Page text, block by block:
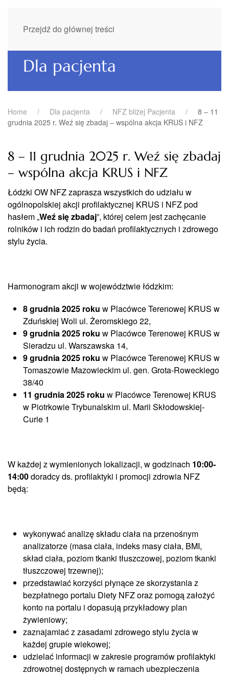
Przejdź do głównej treści
Dla pacjenta
Home Dla pacjenta NFZ bliżej Pacjenta
8 – 11
grudnia 2025 r. Weź się zbadaj – wspólna akcja KRUS i NFZ
8 – 11 grudnia 2025 r. Weź się zbadaj
– wspólna akcja KRUS i NFZ
Łódzki OW NFZ zaprasza wszystkich do udziału w
ogólnopolskiej akcji profilaktycznej KRUS i NFZ pod
hasłem „Weź się zbadaj”, której celem jest zachęcanie
rolników i ich rodzin do badań profilaktycznych i zdrowego
stylu życia.
Harmonogram akcji w województwie łódzkim:
8 grudnia 2025 roku w Placówce Terenowej KRUS w
Zduńskiej Woli ul. Żeromskiego 22,
9 grudnia 2025 roku w Placówce Terenowej KRUS w
Sieradzu ul. Warszawska 14,
9 grudnia 2025 roku w Placówce Terenowej KRUS w
Tomaszowie Mazowieckim ul. gen. Grota-Roweckiego
38/40
11 grudnia 2025 roku w Placówce Terenowej KRUS
w Piotrkowie Trybunalskim ul. Marii Skłodowskiej-
Curie 1
W każdej z wymienionych lokalizacji, w godzinach 10:00-
14:00doradcy ds. profilaktyki i promocji zdrowia NFZ
będą:
wykonywać analizę składu ciała na przenośnym
analizatorze (masa ciała, indeks masy ciała, BMI,
skład ciała, poziom tkanki tłuszczowej, poziom tkanki
tłuszczowej trzewnej);
przedstawiać korzyści płynące ze skorzystania z
bezpłatnego portalu Diety NFZ oraz pomogą założyć
konto na portalu i dopasują przykładowy plan
żywieniowy;
zaznajamiać z zasadami zdrowego stylu życia w
każdej grupie wiekowej;
udzielać informacji w zakresie programów profilaktyki
zdrowotnej dostępnych w ramach ubezpieczenia